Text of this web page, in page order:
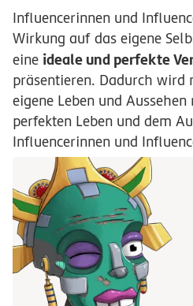
Influencerinnen und
Wirkung auf das eigene
eine ideale und perfekte
präsentieren. Dadurch wird
eigene Leben und
perfekten Leben und dem
Influencerinnen und